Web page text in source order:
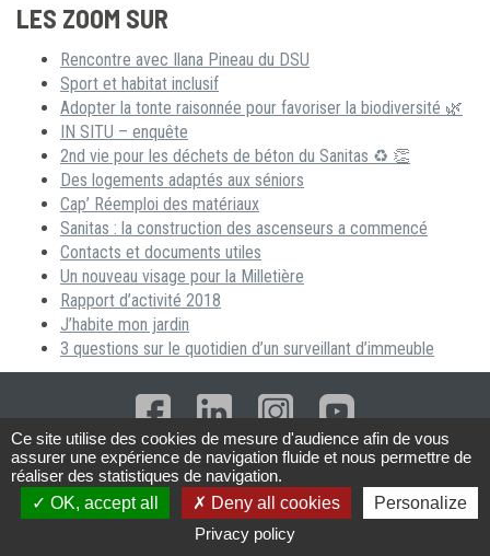
LES ZOOM SUR
Rencontre avec Ilana Pineau du DSU
Sport et habitat inclusif
Adopter la tonte raisonnée pour favoriser la biodiversité 🌿
IN SITU – enquête
2nd vie pour les déchets de béton du Sanitas ♻ 👏
Des logements adaptés aux séniors
Cap’ Réemploi des matériaux
Sanitas : la construction des ascenseurs a commencé
Contacts et documents utiles
Un nouveau visage pour la Milletière
Rapport d’activité 2018
J’habite mon jardin
3 questions sur le quotidien d’un surveillant d’immeuble
POLITIQUE EXTERNE DE PROTECTION
CONDITIONS GÉNÉRALES D’UTILISATION
MENTIONS LÉGALES
CONTACTS
EXTRANET ADMINISTRATEUR
Ce site utilise des cookies de mesure d'audience afin de vous
assurer une expérience de navigation fluide et nous permettre de
réaliser des statistiques de navigation.
OK, accept all
Deny all cookies
Personalize
Privacy policy